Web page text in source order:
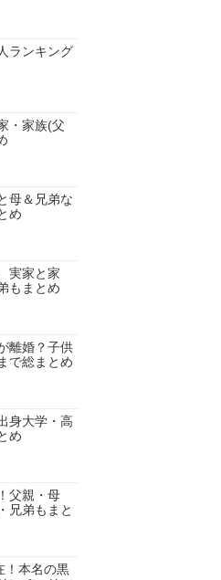
ランキング
・家族(父
母＆兄弟な
め
実家と家
もまとめ
離婚？子供
で総まとめ
身大学・高
め
父親・母
兄弟もまと
！本名の黒